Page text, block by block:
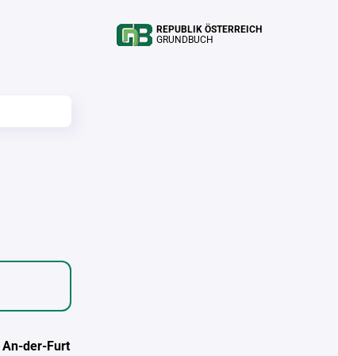
REPUBLIK ÖSTERREICH
GRUNDBUCH
An-der-Furt